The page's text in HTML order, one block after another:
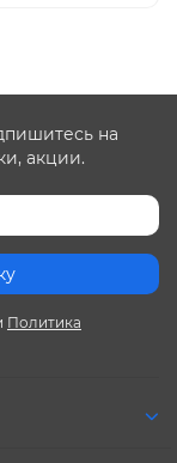
на
акции.
Политика